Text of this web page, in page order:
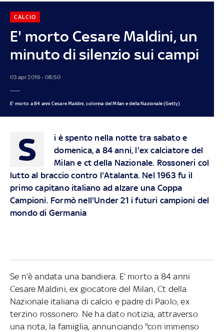
E' morto Cesare Maldini, un
minuto di silenzio sui campi
CALCIO
03 apr 2016 - 08:50
E' morto a 84 anni Cesare Maldini, colonna del Milan e della Nazionale (Getty)
S
i è spento nella notte tra sabato e
domenica, a 84 anni, l'ex calciatore del
Milan e ct della Nazionale. Rossoneri col
lutto al braccio contro l'Atalanta. Nel 1963 fu il
primo capitano italiano ad alzare una Coppa
Campioni. Formò nell'Under 21 i futuri campioni del
mondo di Germania
Se n’è andata una bandiera. E’ morto a 84 anni
Cesare Maldini, ex giocatore del Milan, Ct della
Nazionale italiana di calcio e padre di Paolo, ex
terzino rossonero. Ne ha dato notizia, attraverso
una nota, la famiglia, annunciando "con immenso